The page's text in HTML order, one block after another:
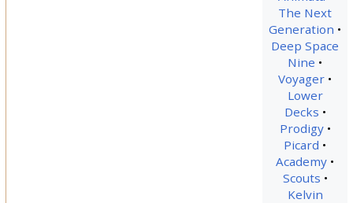
The Next
Generation
Deep Space
Nine
Voyager
Lower
Decks
Prodigy
Picard
Academy
Scouts
Kelvin